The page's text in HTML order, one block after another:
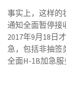
事实上，这样的
通知全面暂停接
2017年9月18日
急，包括非抽签
全面H-1B加急服